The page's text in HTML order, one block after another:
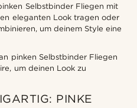
Selbstbinder Fliegen mit
eleganten Look tragen oder
um deinem Style eine
pinken Selbstbinder Fliegen
um deinen Look zu
PINKE